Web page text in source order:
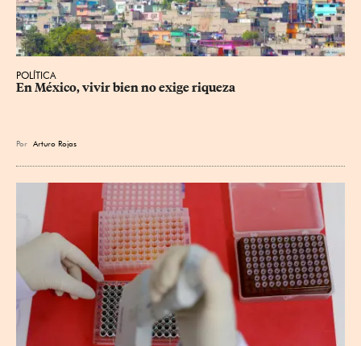
POLÍTICA
En México, vivir bien no exige riqueza
Por Arturo Rojas